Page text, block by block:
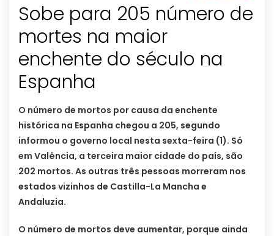
Sobe para 205 número de
mortes na maior
enchente do século na
Espanha
O número de mortos por causa da enchente
histórica na Espanha chegou a 205, segundo
informou o governo local nesta sexta-feira (1). Só
em Valência, a terceira maior cidade do país, são
202 mortos. As outras três pessoas morreram nos
estados vizinhos de Castilla-La Mancha e
Andaluzia.
O número de mortos deve aumentar, porque ainda